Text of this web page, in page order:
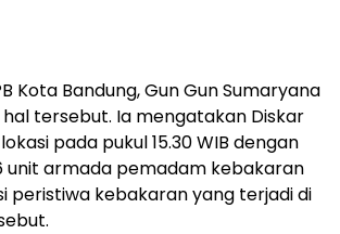
Kota Bandung, Gun Gun Sumaryana
tersebut. Ia mengatakan Diskar
pada pukul 15.30 WIB dengan
unit armada pemadam kebakaran
peristiwa kebakaran yang terjadi di